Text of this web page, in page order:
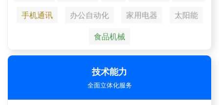
手机通讯
办公自动化 家用电器
太阳能
食品机械
技术能力
全面立体化服务